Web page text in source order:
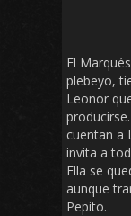
El
plebeyo,
Leonor
cuentan a
invita a
Ella se
aunque
Pepito.